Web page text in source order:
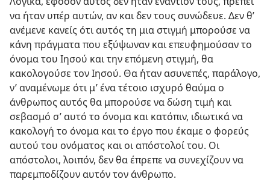
να ήταν υπέρ αυτών, αν και δεν τους συνώδευε. Δεν θ’
ανέμενε κανείς ότι αυτός τη μια στιγμή μπορούσε να
κάνη πράγματα που εξύψωναν και επευφημούσαν το
όνομα του Ιησού και την επόμενη στιγμή, θα
κακολογούσε τον Ιησού. Θα ήταν ασυνεπές, παράλογο,
ν’ αναμένωμε ότι μ’ ένα τέτοιο ισχυρό θαύμα ο
άνθρωπος αυτός θα μπορούσε να δώση τιμή και
σεβασμό σ’ αυτό το όνομα και κατόπιν, ιδιωτικά να
κακολογή το όνομα και το έργο που έκαμε ο φορεύς
αυτού του ονόματος και οι απόστολοί του. Οι
απόστολοι, λοιπόν, δεν θα έπρεπε να συνεχίζουν να
παρεμποδίζουν αυτόν τον άνθρωπο.